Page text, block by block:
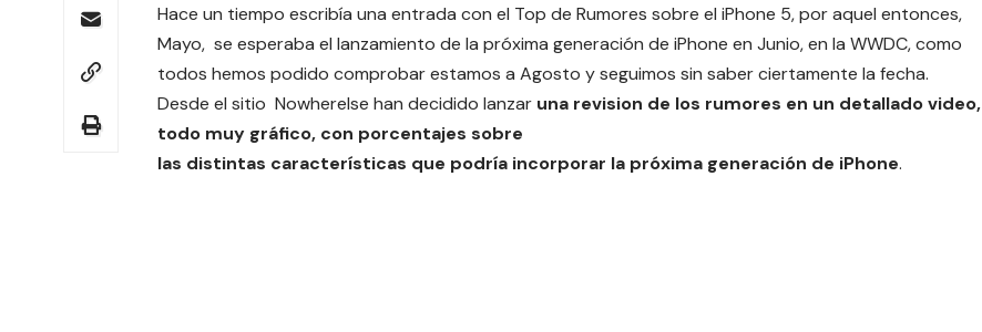
Hace un tiempo escribía una entrada con el Top de Rumores sobre el iPhone 5, por aquel entonces,
Mayo, se esperaba el lanzamiento de la próxima generación de iPhone en Junio, en la WWDC, como
todos hemos podido comprobar estamos a Agosto y seguimos sin saber ciertamente la fecha.
Desde el sitio Nowherelse han decidido lanzar una revision de los rumores en un detallado video,
todo muy gráfico, con porcentajes sobre
las distintas características que podría incorporar la próxima generación de iPhone.